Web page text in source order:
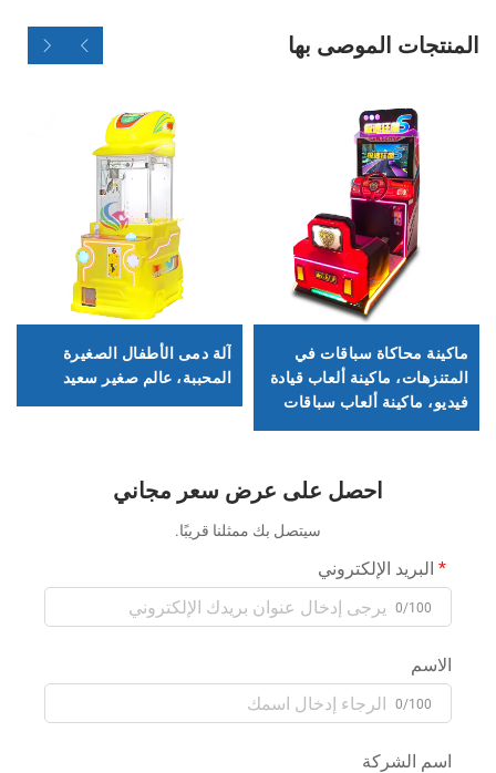
المنتجات الموصى بها
ماكينة محاكاة سباقات في
المتنزهات، ماكينة ألعاب قيادة
فيديو، ماكينة ألعاب سباقات
آلة دمى الأطفال الصغيرة
المحببة، عالم صغير سعيد
احصل على عرض سعر مجاني
سيتصل بك ممثلنا قريبًا.
البريد الإلكتروني
0/100
الاسم
0/100
اسم الشركة